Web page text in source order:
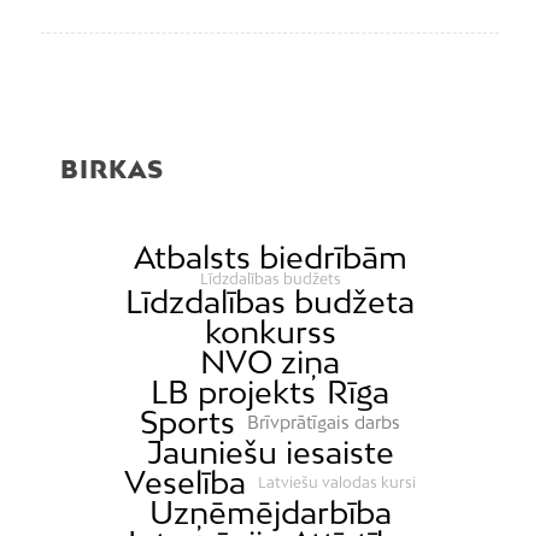
BIRKAS
Atbalsts biedrībām
Līdzdalības budžets
Līdzdalības budžeta
konkurss
NVO ziņa
LB projekts Rīga
Sports
Brīvprātīgais darbs
Jauniešu iesaiste
Veselība
Latviešu valodas kursi
Uzņēmējdarbība